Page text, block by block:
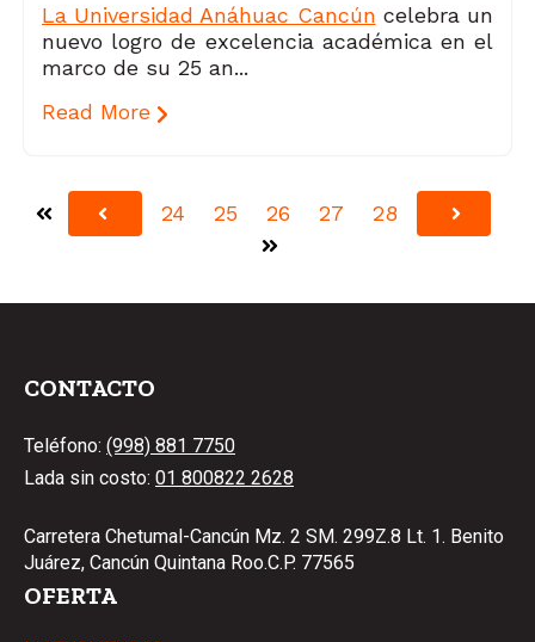
La Universidad Anáhuac Cancún celebra un
nuevo logro de excelencia académica en el
marco de su 25 an...
Read More
PrimeraAnterior24 25 26 27 28 Siguiente
Última
CONTACTO
Teléfono: (998) 881 7750
Lada sin costo: 01 800822 2628
Carretera Chetumal-Cancún Mz. 2 SM. 299Z.8 Lt. 1. Benito
Juárez, Cancún Quintana Roo.C.P. 77565
OFERTA